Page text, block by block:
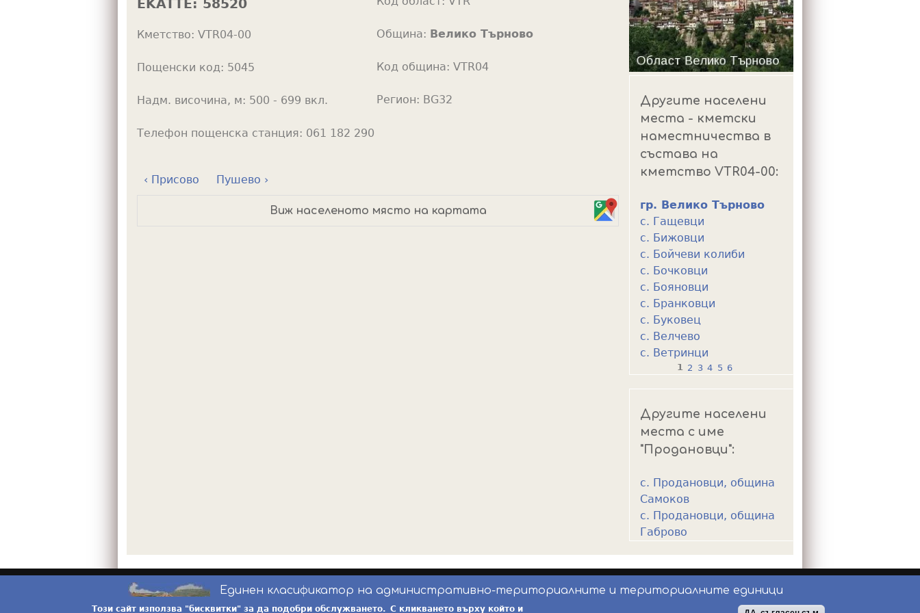
EKATTE: 58520
Кметство: VTR04-00
Пощенски код: 5045
Надм. височина, м: 500 - 699 вкл.
Община: Велико Търново
Код община: VTR04
Регион: BG32
Телефон пощенска станция: 061 182 290
‹ Присово Пушево ›
Виж населеното място на картата
Другите населени
места - кметски
наместничества в
състава на
кметство VTR04-00:
гр. Велико Търново
с. Гащевци
с. Бижовци
с. Бойчеви колиби
с. Бочковци
с. Бояновци
с. Бранковци
с. Буковец
с. Велчево
с. Ветринци
a
g
e
1 2 3 4 5 6
Другите населени
места с име
"Продановци":
с. Продановци, община
Самоков
с. Продановци, община
Габрово
Единен класификатор на административно-териториалните и териториалните единици
инж. Бойчо Добрев -ekatte.com
Този сайт използва "бисквитки" за да подобри обслужването. С кликването върху който и